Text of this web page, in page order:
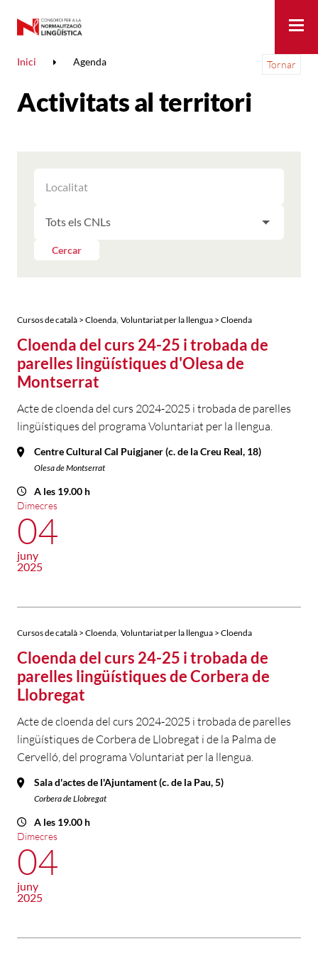
Inici Agenda Tornar
Activitats al territori
ELS
RESULTATS
LES
PER
LES
Cercar
Cursos de català > Cloenda Voluntariat per la llengua > Cloenda
Cloenda del curs 24-25 i trobada de
parelles lingüístiques d'Olesa de
Montserrat
Acte de cloenda del curs 2024-2025 i trobada de parelles
lingüístiques del programa Voluntariat per la llengua.
Centre Cultural Cal Puigjaner (c. de la Creu Real, 18)
Olesa de Montserrat
A les 19.00 h
Dimecres
04
juny
2025
Cursos de català > Cloenda Voluntariat per la llengua > Cloenda
Cloenda del curs 24-25 i trobada de
parelles lingüístiques de Corbera de
Llobregat
Acte de cloenda del curs 2024-2025 i trobada de parelles
lingüístiques de Corbera de Llobregat i de la Palma de
Cervelló, del programa Voluntariat per la llengua.
Sala d'actes de l'Ajuntament (c. de la Pau, 5)
Corbera de Llobregat
A les 19.00 h
Dimecres
04
juny
2025